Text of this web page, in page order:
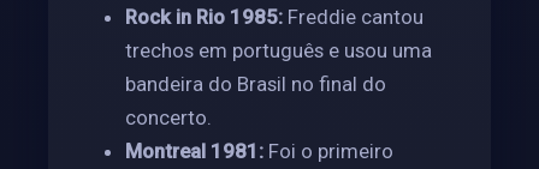
Rock in Rio 1985: Freddie cantou
trechos em português e usou uma
bandeira do Brasil no final do
concerto.
Montreal 1981: Foi o primeiro